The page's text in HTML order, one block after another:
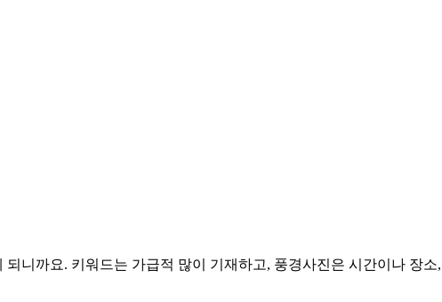
니까요. 키워드는 가급적 많이 기재하고, 풍경사진은 시간이나 장소